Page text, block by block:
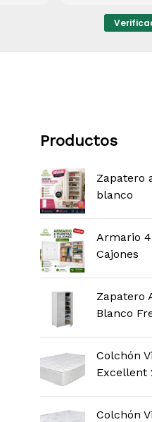
Productos
Zapatero
blanco
Armario
Cajones
Zapatero
Blanco
Colchón
Excellent
Colchón